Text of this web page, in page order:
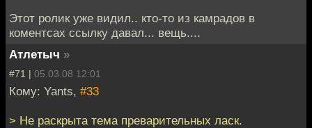
Этот ролик уже видил.. кто-то из камрадов в
коментсах ссылку давал... вещь....
Атлетыч »
#71 | 05.03.08 12:01
Кому: Yants, #33
> Не раскрыта тема преварительных ласк.